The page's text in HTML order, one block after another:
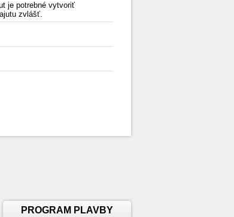
je potrebné vytvoriť
zvlášť.
PROGRAM PLAVBY